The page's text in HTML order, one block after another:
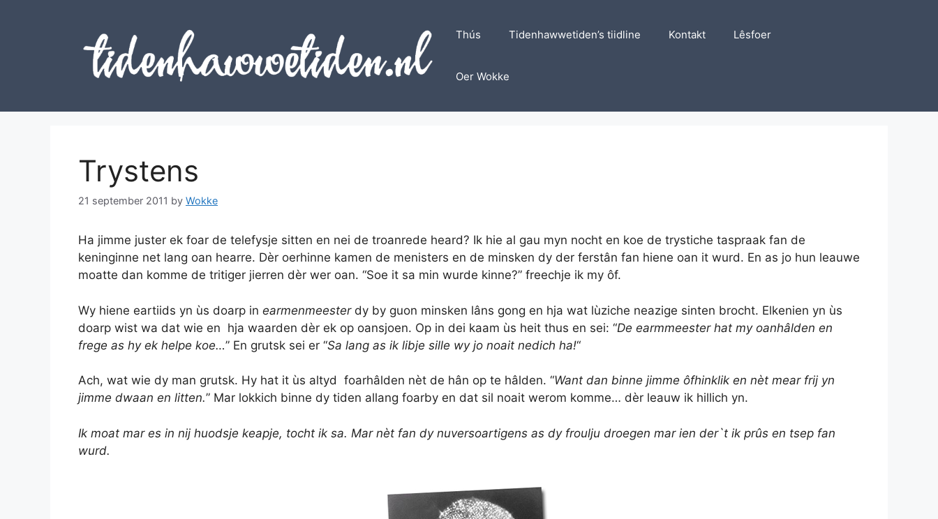
Thús Tidenhawwetiden’s tiidline Kontakt Lêsfoer
Oer Wokke
Trystens
21 september 2011 by Wokke
Ha jimme juster ek foar de telefysje sitten en nei de troanrede heard? Ik hie al gau myn nocht en koe de trystiche taspraak fan de
keninginne net lang oan hearre. Dèr oerhinne kamen de menisters en de minsken dy der ferstân fan hiene oan it wurd. En as jo hun leauwe
moatte dan komme de tritiger jierren dèr wer oan. “Soe it sa min wurde kinne?” freechje ik my ôf.
Wy hiene eartiids yn ùs doarp in earmenmeesterdy by guon minsken lâns gong en hja wat lùziche neazige sinten brocht. Elkenien yn ùs
doarp wist wa dat wie en hja waarden dèr ek op oansjoen. Op in dei kaam ùs heit thus en sei: “De earmmeester hat my oanhâlden en
frege as hy ek helpe koe…” En grutsk sei er “Sa lang as ik libje sille wy jo noait nedich ha!“
Ach, wat wie dy man grutsk. Hy hat it ùs altyd foarhâlden nèt de hân op te hâlden. “Want dan binne jimme ôfhinklik en nèt mear frij yn
jimme dwaan en litten.” Mar lokkich binne dy tiden allang foarby en dat sil noait werom komme… dèr leauw ik hillich yn.
Ik moat mar es in nij huodsje keapje, tocht ik sa. Mar nèt fan dy nuversoartigens as dy froulju droegen mar ien der`t ik prûs en tsep fan
wurd.